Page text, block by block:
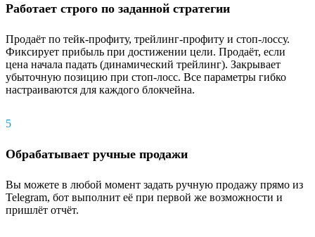
Работает строго по заданной стратегии
Продаёт по тейк-профиту, трейлинг-профиту и стоп-лоссу.
Фиксирует прибыль при достижении цели. Продаёт, если
цена начала падать (динамический трейлинг). Закрывает
убыточную позицию при стоп-лосс. Все параметры гибко
настраиваются для каждого блокчейна.
5
Обрабатывает ручные продажи
Вы можете в любой момент задать ручную продажу прямо из
Telegram, бот выполнит её при первой же возможности и
пришлёт отчёт.